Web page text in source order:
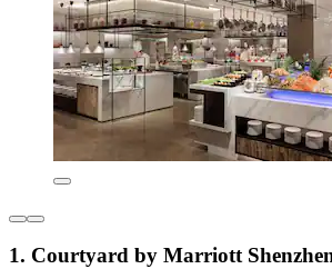
1. Courtyard by Marriott